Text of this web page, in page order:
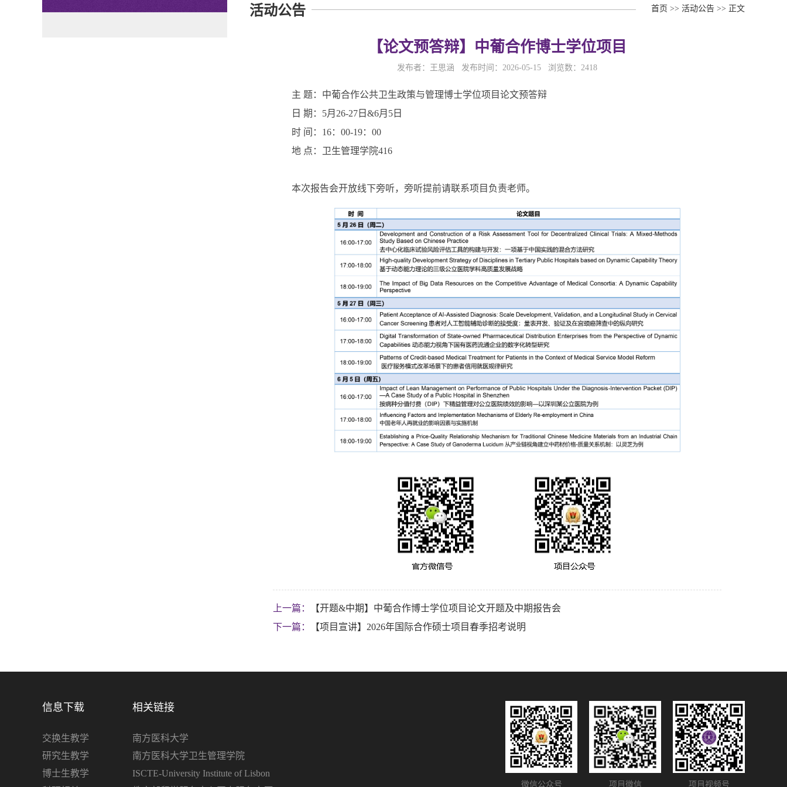
首页 >> 活动公告 >> 正文
活动公告
【论文预答辩】中葡合作博士学位项目
发布者：王思涵 发布时间：2026-05-15 浏览数： 2418
主 题：中葡合作公共卫生政策与管理博士学位项目论文预答辩
日 期：5月26-27日&6月5日
时 间：16：00-19：00
地 点：卫生管理学院416
本次报告会开放线下旁听，旁听提前请联系项目负责老师。
上一篇：
【开题&中期】中葡合作博士学位项目论文开题及中期报告会
下一篇：
【项目宣讲】2026年国际合作硕士项目春季招考说明
信息下载
交换生教学
研究生教学
博士生教学
相关链接
南方医科大学
南方医科大学卫生管理学院
ISCTE-University Institute of Lisbon
微信公众号 项目微信 项目视频号